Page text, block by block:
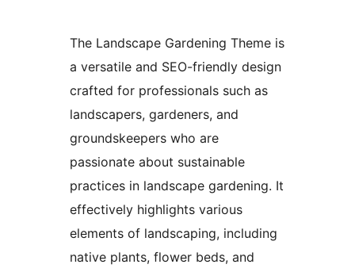
The Landscape Gardening Theme is
a versatile and SEO-friendly design
crafted for professionals such as
landscapers, gardeners, and
groundskeepers who are
passionate about sustainable
practices in landscape gardening. It
effectively highlights various
elements of landscaping, including
native plants, flower beds, and